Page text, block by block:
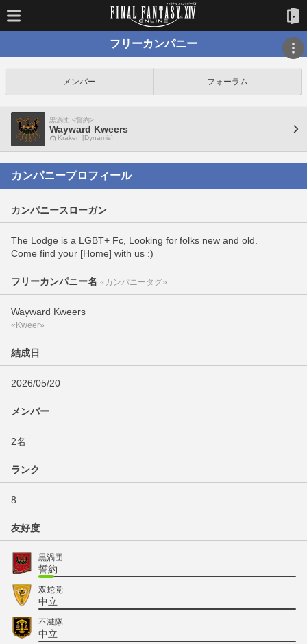
フリーカンパニー
メンバー フォーラム
黒渦団 <誓約>
Wayward Kweers
Kraken [Dynamis]
カンパニープロフィール
カンパニースローガン
The Lodge is a LGBT+ Fc, Looking for folks new and old.
Come find your [Home] with us :)
フリーカンパニー名 «カンパニータグ»
Wayward Kweers
«Kweer»
結成日
2026/05/20
メンバー
2名
ランク
8
友好度
黒渦団
誓約
双蛇党
中立
不滅隊
中立